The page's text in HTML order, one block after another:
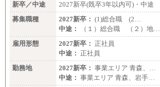
新卒／中途
2027新卒(既卒3年以内可)・中途
募集職種
2027新卒： (1)総合職 (2…
中途：
（１）総合職 （２）地…
雇用形態
2027新卒： 正社員
中途： 正社員
勤務地
2027新卒： 事業エリア 青森、…
中途： 事業エリア 青森、岩手…